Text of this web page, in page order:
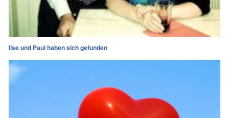
Ilse und Paul haben sich gefunden